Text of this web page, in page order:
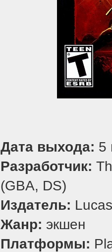
Дата выхода: 5
Разработчик:
(GBA, DS)
Издатель:
Жанр: экшен
Платформы: